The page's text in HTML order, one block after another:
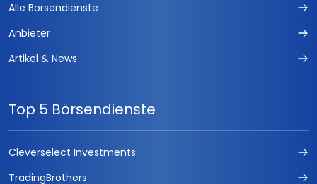
Alle Börsendienste
Anbieter
Artikel & News
Top 5 Börsendienste
Cleverselect Investments
TradingBrothers